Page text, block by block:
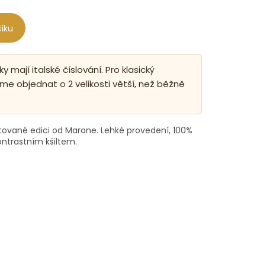
mají italské číslování. Pro klasický
objednat o 2 velikosti větší, než běžně
edici od Marone. Lehké provedení, 100%
kšiltem.